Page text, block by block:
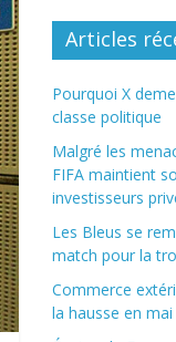
Articles
Pourquoi X
classe politique
Malgré les
FIFA maintient
investisseurs
Les Bleus se
match pour la
Commerce
la hausse en mai